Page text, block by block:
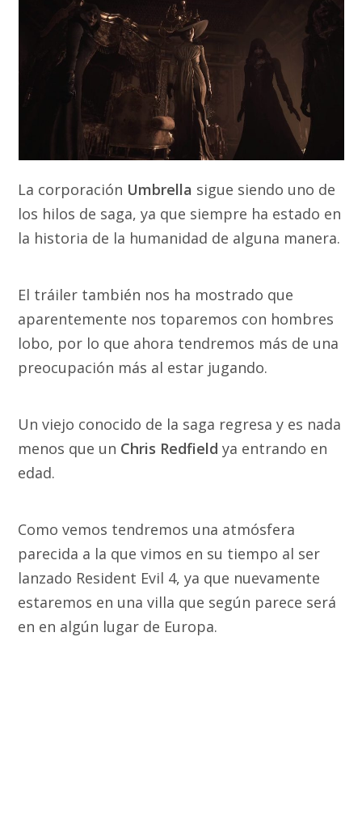
La corporación Umbrella sigue siendo uno de
los hilos de saga, ya que siempre ha estado en
la historia de la humanidad de alguna manera.
El tráiler también nos ha mostrado que
aparentemente nos toparemos con hombres
lobo, por lo que ahora tendremos más de una
preocupación más al estar jugando.
Un viejo conocido de la saga regresa y es nada
menos que un Chris Redfield ya entrando en
edad.
Como vemos tendremos una atmósfera
parecida a la que vimos en su tiempo al ser
lanzado Resident Evil 4, ya que nuevamente
estaremos en una villa que según parece será
en en algún lugar de Europa.